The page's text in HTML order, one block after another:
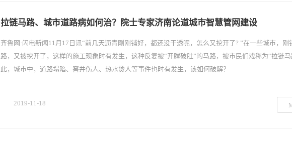
拉链马路、城市道路病如何治？院士专家济南论道城市智慧管网建设
齐鲁网·闪电新闻11月17日讯“前几天沥青刚刚铺好，都还没干透呢，怎么又挖开了? ”在一些城市，刚
路，又被挖开了，这样的施工现象时有发生，这种反复被“开膛破肚”的马路，被市民们戏称为“拉链
此，城市中，道路塌陷、窖井伤人、热水烫人等事件也时有发生，该如何破解？…
2019-11-18